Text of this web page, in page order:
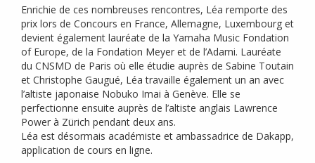
Enrichie de ces nombreuses rencontres, Léa remporte des
prix lors de Concours en France, Allemagne, Luxembourg et
devient également lauréate de la Yamaha Music Fondation
of Europe, de la Fondation Meyer et de l’Adami. Lauréate
du CNSMD de Paris où elle étudie auprès de Sabine Toutain
et Christophe Gaugué, Léa travaille également un an avec
l’altiste japonaise Nobuko Imai à Genève. Elle se
perfectionne ensuite auprès de l’altiste anglais Lawrence
Power à Zürich pendant deux ans.
Léa est désormais académiste et ambassadrice de Dakapp,
application de cours en ligne.